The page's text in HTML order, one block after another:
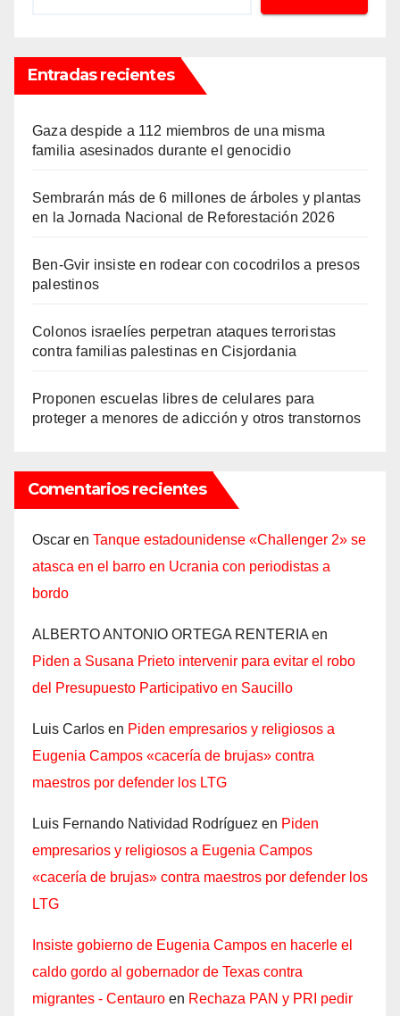
Entradas recientes
Gaza despide a 112 miembros de una misma
familia asesinados durante el genocidio
Sembrarán más de 6 millones de árboles y plantas
en la Jornada Nacional de Reforestación 2026
Ben-Gvir insiste en rodear con cocodrilos a presos
palestinos
Colonos israelíes perpetran ataques terroristas
contra familias palestinas en Cisjordania
Proponen escuelas libres de celulares para
proteger a menores de adicción y otros transtornos
Comentarios recientes
Oscar en Tanque estadounidense «Challenger 2» se
atasca en el barro en Ucrania con periodistas a
bordo
ALBERTO ANTONIO ORTEGA RENTERIA en
Piden a Susana Prieto intervenir para evitar el robo
del Presupuesto Participativo en Saucillo
Luis Carlos en Piden empresarios y religiosos a
Eugenia Campos «cacería de brujas» contra
maestros por defender los LTG
Luis Fernando Natividad Rodríguez en Piden
empresarios y religiosos a Eugenia Campos
«cacería de brujas» contra maestros por defender los
LTG
Insiste gobierno de Eugenia Campos en hacerle el
caldo gordo al gobernador de Texas contra
migrantes - Centauro en Rechaza PAN y PRI pedir